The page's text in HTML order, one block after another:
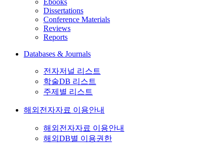
Ebooks
Dissertations
Conference Materials
Reviews
Reports
Databases & Journals
전자저널 리스트
학술DB 리스트
주제별 리스트
해외전자자료 이용안내
해외전자자료 이용안내
해외DB별 이용권한